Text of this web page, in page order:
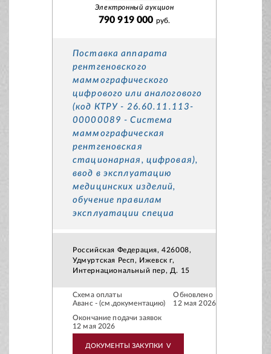
Электронный аукцион
790 919 000 руб.
Поставка аппарата
рентгеновского
маммографического
цифрового или аналогового
(код КТРУ - 26.60.11.113-
00000089 - Система
маммографическая
рентгеновская
стационарная, цифровая),
ввод в эксплуатацию
медицинских изделий,
обучение правилам
эксплуатации специа
Российская Федерация, 426008,
Удмуртская Респ, Ижевск г,
Интернациональный пер, Д. 15
Схема оплаты
Аванс - (см.документацию)
Обновлено
12 мая 2026
Окончание подачи заявок
12 мая 2026
ДОКУМЕНТЫ ЗАКУПКИ V